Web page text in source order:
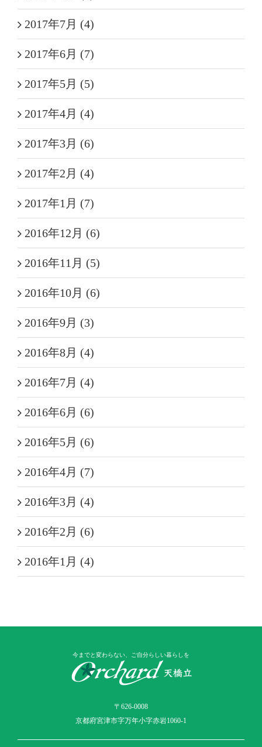
2017年7月 (4)
2017年6月 (7)
2017年5月 (5)
2017年4月 (4)
2017年3月 (6)
2017年2月 (4)
2017年1月 (7)
2016年12月 (6)
2016年11月 (5)
2016年10月 (6)
2016年9月 (3)
2016年8月 (4)
2016年7月 (4)
2016年6月 (6)
2016年5月 (6)
2016年4月 (7)
2016年3月 (4)
2016年2月 (6)
2016年1月 (4)
今までと変わらない、ご自分らしい暮らしを
〒626-0008
京都府宮津市字万年小字赤岩1060-1